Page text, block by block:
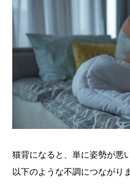
猫背になると、単に姿勢が悪
以下のような不調につながり